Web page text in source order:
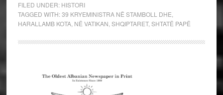
FILED UNDER: HISTORI
TAGGED WITH:39 KRYEMINISTRA NË STAMBOLL DHE
HARALLAMB KOTA, NË VATIKAN SHQIPTARET, SHTATË PAPË